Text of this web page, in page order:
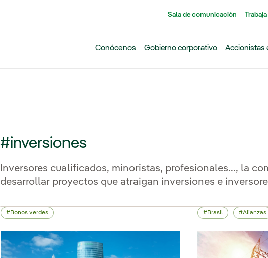
Sala de comunicación
Conócenos Gobierno corporativo Accionistas
#inversiones
Inversores cualificados, minoristas, profesionales..., la
desarrollar proyectos que atraigan inversiones e
Bonos verdes Brasil Alianzas